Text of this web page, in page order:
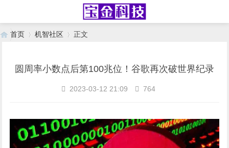
首页 机智社区 正文
圆周率小数点后第100兆位！谷歌再次破世界纪录
2023-03-12 21:09 764